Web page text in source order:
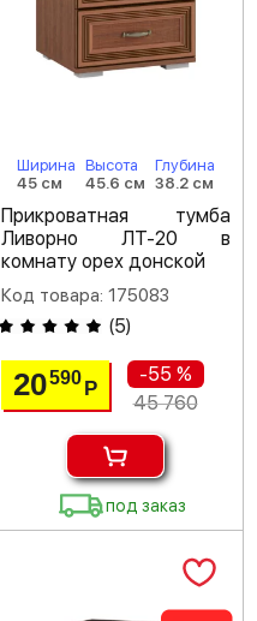
Ширина
45 см
Высота
45.6 см
Глубина
38.2 см
Прикроватная тумба
Ливорно ЛТ-20 в
комнату орех донской
Код товара: 175083
(5)
20590 Р
-55 %
45 760
под заказ